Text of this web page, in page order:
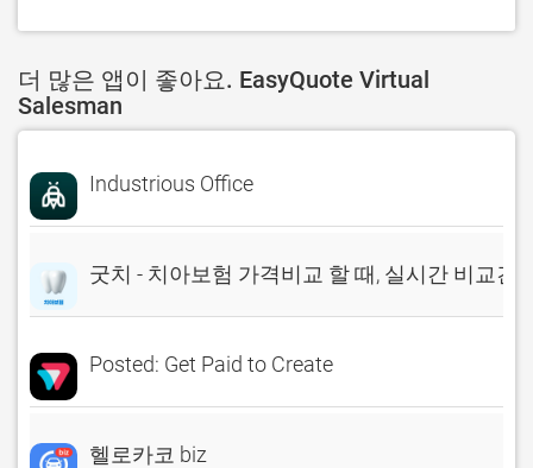
더 많은 앱이 좋아요. EasyQuote Virtual
Salesman
Industrious Office
굿치 - 치아보험 가격비교 할 때, 실시간 비교견
Posted: Get Paid to Create
헬로카코 biz